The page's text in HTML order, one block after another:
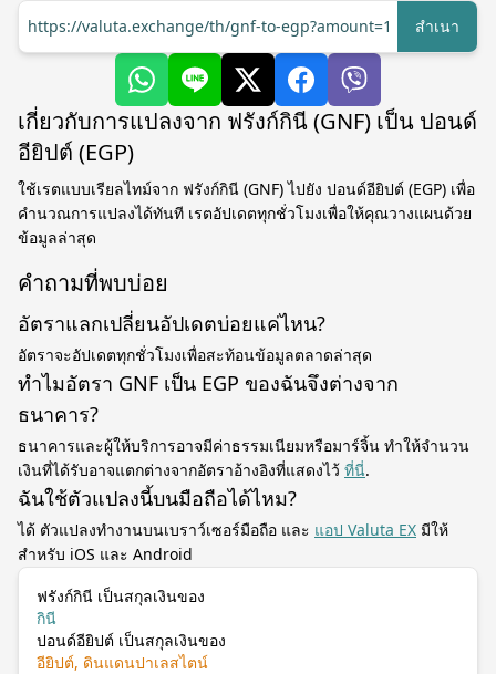
https://valuta.exchange/th/gnf-to-egp?amount=1
สำเนา
เกี่ยวกับการแปลงจาก ฟรังก์กินี (GNF) เป็น ปอนด์
อียิปต์ (EGP)
ใช้เรตแบบเรียลไทม์จาก ฟรังก์กินี (GNF) ไปยัง ปอนด์อียิปต์ (EGP) เพื่อ
คำนวณการแปลงได้ทันที เรตอัปเดตทุกชั่วโมงเพื่อให้คุณวางแผนด้วย
ข้อมูลล่าสุด
คำถามที่พบบ่อย
อัตราแลกเปลี่ยนอัปเดตบ่อยแค่ไหน?
อัตราจะอัปเดตทุกชั่วโมงเพื่อสะท้อนข้อมูลตลาดล่าสุด
ทำไมอัตรา GNF เป็น EGP ของฉันจึงต่างจาก
ธนาคาร?
ธนาคารและผู้ให้บริการอาจมีค่าธรรมเนียมหรือมาร์จิ้น ทำให้จำนวน
เงินที่ได้รับอาจแตกต่างจากอัตราอ้างอิงที่แสดงไว้ ที่นี่.
ฉันใช้ตัวแปลงนี้บนมือถือได้ไหม?
ได้ ตัวแปลงทำงานบนเบราว์เซอร์มือถือ และ แอป Valuta EX มีให้
สำหรับ iOS และ Android
ฟรังก์กินี เป็นสกุลเงินของ
กินี
ปอนด์อียิปต์ เป็นสกุลเงินของ
อียิปต์, ดินแดนปาเลสไตน์